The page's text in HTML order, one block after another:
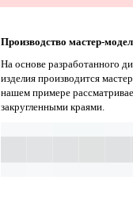
Производство мастер-
На основе разработанного
изделия производится
нашем примере
закругленными краями.